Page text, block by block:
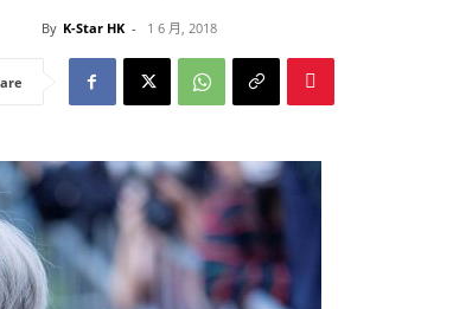
By K-Star HK - 1 6 月, 2018